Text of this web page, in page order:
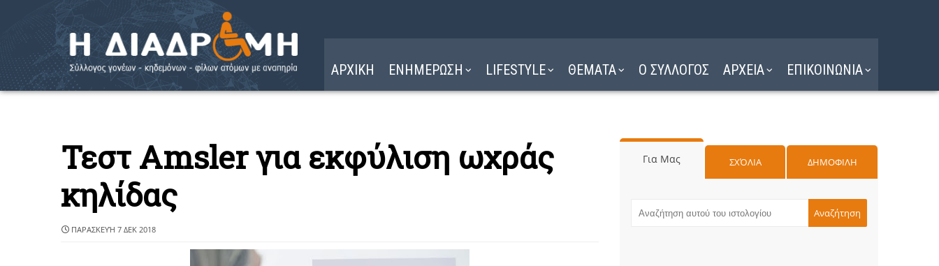
ΑΡΧΙΚΗ ΕΝΗΜΕΡΩΣΗ LIFESTYLE ΘΕΜΑΤΑ Ο ΣΥΛΛΟΓΟΣ ΑΡΧΕΙΑ ΕΠΙΚΟΙΝΩΝΙΑ
Τεστ Amsler για εκφύλιση ωχράς
κηλίδας
ΠΑΡΑΣΚΕΥΉ 7 ΔΕΚ 2018
Για Μας ΣΧΌΛΙΑ ΔΗΜΟΦΙΛΗ